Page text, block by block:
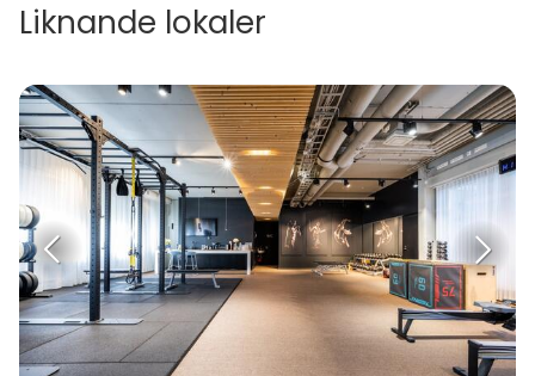
Liknande lokaler